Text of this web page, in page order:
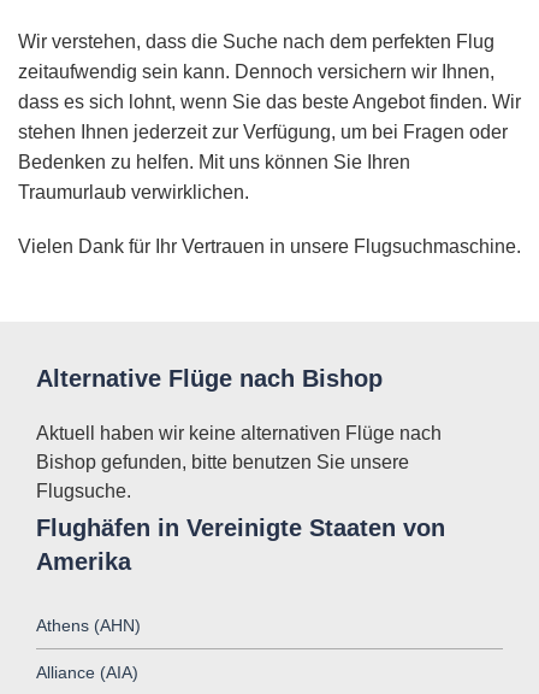
Wir verstehen, dass die Suche nach dem perfekten Flug
zeitaufwendig sein kann. Dennoch versichern wir Ihnen,
dass es sich lohnt, wenn Sie das beste Angebot finden. Wir
stehen Ihnen jederzeit zur Verfügung, um bei Fragen oder
Bedenken zu helfen. Mit uns können Sie Ihren
Traumurlaub verwirklichen.
Vielen Dank für Ihr Vertrauen in unsere Flugsuchmaschine.
Alternative Flüge nach Bishop
Aktuell haben wir keine alternativen Flüge nach
Bishop gefunden, bitte benutzen Sie unsere
Flugsuche.
Flughäfen in Vereinigte Staaten von
Amerika
Athens (AHN)
Alliance (AIA)